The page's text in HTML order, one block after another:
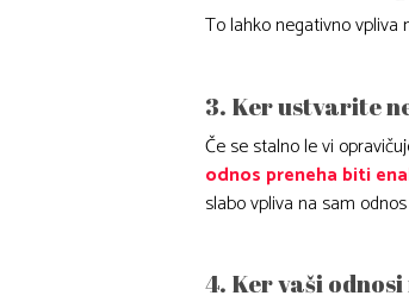
To lahko negativno vpliva
3. Ker ustvarite
Če se stalno le vi
odnos preneha biti
slabo vpliva na sam
4. Ker vaši